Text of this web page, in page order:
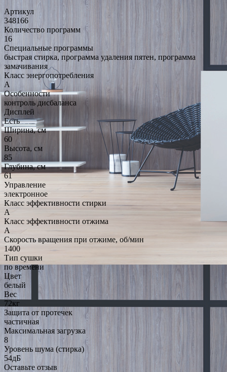
Артикул
348166
Количество программ
16
Специальные программы
быстрая стирка, программа удаления пятен, программа
замачивания
Класс энергопотребления
A
Особенности
контроль дисбаланса
Дисплей
Есть
Ширина, см
60
Высота, см
85
Глубина, см
61
Управление
электронное
Класс эффективности стирки
A
Класс эффективности отжима
A
Скорость вращения при отжиме, об/мин
1400
Тип сушки
по времени
Цвет
белый
Вес
72кг
Защита от протечек
частичная
Максимальная загрузка
8
Уровень шума (стирка)
54дБ
Оставьте отзыв